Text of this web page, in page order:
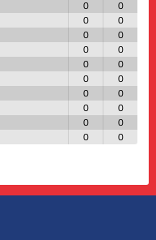
0
0
0
0
0
0
0
0
0
0
0
0
0
0
0
0
0
0
0 0